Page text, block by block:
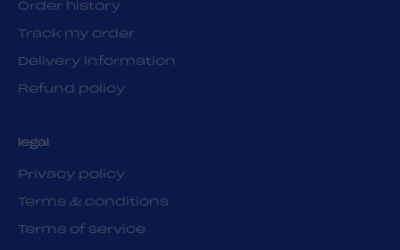
Order history
Track my order
Delivery information
Refund policy
legal
Privacy policy
Terms & conditions
Terms of service